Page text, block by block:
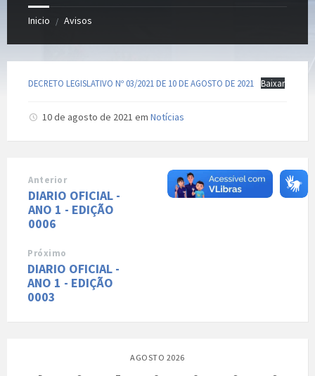
Inicio / Avisos
DECRETO LEGISLATIVO Nº 03/2021 DE 10 DE AGOSTO DE 2021 Baixar
10 de agosto de 2021 em Notícias
Anterior
DIARIO OFICIAL -
ANO 1 - EDIÇÃO
0006
Próximo
DIARIO OFICIAL -
ANO 1 - EDIÇÃO
0003
AGOSTO 2026